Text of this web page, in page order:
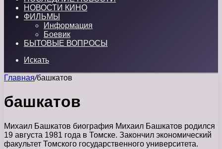
НОВОСТИ КИНО
ФИЛЬМЫ
Информация
Боевик
БЫТОВЫЕ ВОПРОСЫ
Искать
Главная/башкатов
башкатов
Михаил Башкатов биография Михаил Башкатов родился
19 августа 1981 года в Томске. Закончил экономический
факультет Томского государственного университета.